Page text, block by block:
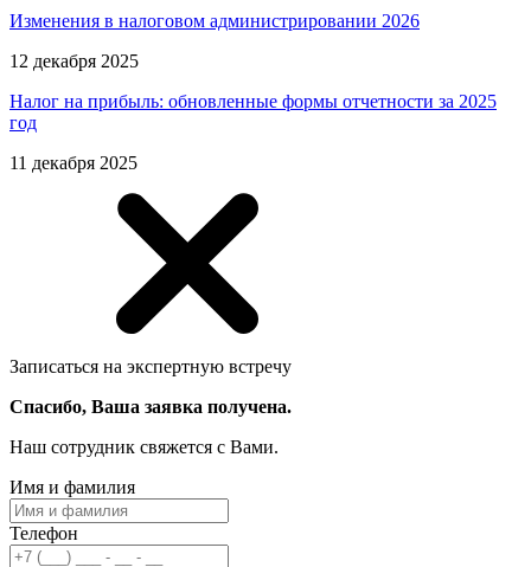
Изменения в налоговом администрировании 2026
12 декабря 2025
Налог на прибыль: обновленные формы отчетности за 2025
год
11 декабря 2025
Записаться на экспертную встречу
Спасибо, Ваша заявка получена.
Наш сотрудник свяжется с Вами.
Имя и фамилия
Телефон